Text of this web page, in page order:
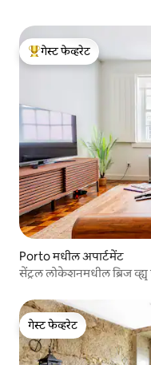
टॉप गेस्ट फेव्हरेट
गेस्ट फेव्हरेट
Porto मधील अपार्टमेंट
सेंट्रल लोकेशनमधील ब्रिज व्ह्यू
गेस्ट फेव्हरेट
गेस्ट फेव्हरेट